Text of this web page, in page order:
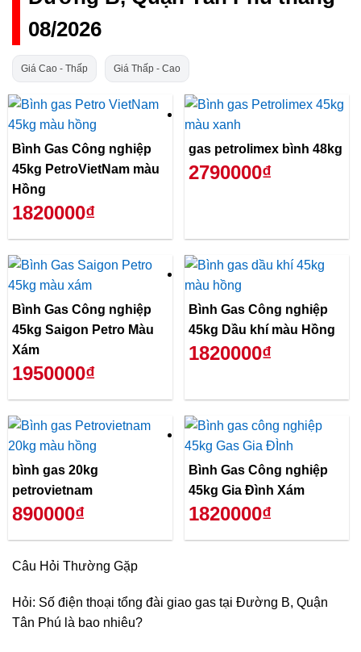
08/2026
Giá Cao - Thấp Giá Thấp - Cao
Bình Gas Công nghiệp
45kg PetroVietNam màu
Hồng
1820000₫
gas petrolimex bình 48kg
2790000₫
Bình Gas Công nghiệp
45kg Saigon Petro Màu
Xám
1950000₫
Bình Gas Công nghiệp
45kg Dầu khí màu Hồng
1820000₫
bình gas 20kg
petrovietnam
890000₫
Bình Gas Công nghiệp
45kg Gia Đình Xám
1820000₫
Câu Hỏi Thường Gặp
Hỏi: Số điện thoại tổng đài giao gas tại Đường B, Quận
Tân Phú là bao nhiêu?